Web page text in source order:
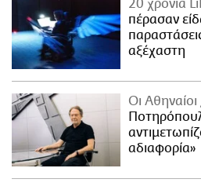
20 χρόνια
πέρασαν
αξέχαστη
Οι Αθηναίοι
αδιαφορία»